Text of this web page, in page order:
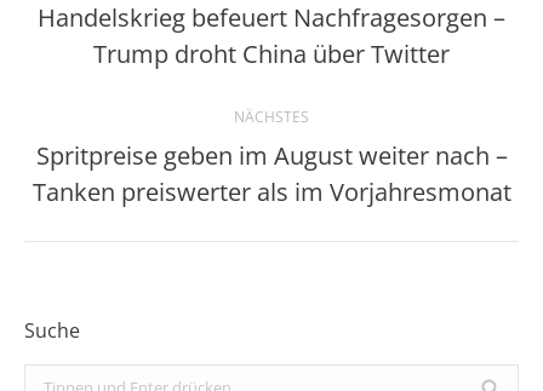
Vorheriger
Beitrag:
Handelskrieg befeuert Nachfragesorgen –
Trump droht China über Twitter
NÄCHSTES
Nächster
Beitrag:
Spritpreise geben im August weiter nach –
Tanken preiswerter als im Vorjahresmonat
Suche
Search: